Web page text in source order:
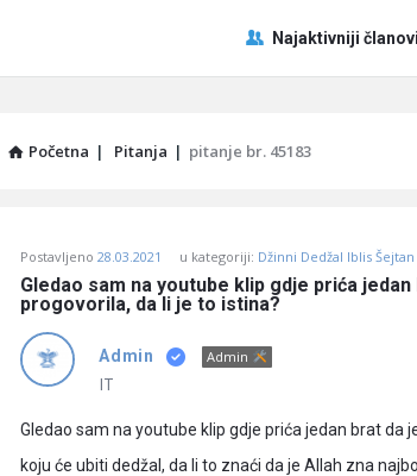
Pitaj
Učene
Navigacija
Najaktivniji članovi
Početna | Pitanja | pitanje br. 45183
Učene
Latest
Pitanja
Postavljeno 28.03.2021 u kategoriji: Džinni Dedžal Iblis Šejtan
Gledao sam na youtube klip gdje prića
progovorila, da li je to istina?
Admin Admin
IT
Gledao sam na youtube klip gdje prića jedan brat da
koju će ubiti dedžal, da li to znaći da je Allah zna